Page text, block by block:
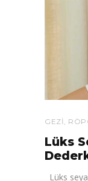
GEZI ,
Lüks
Lüks